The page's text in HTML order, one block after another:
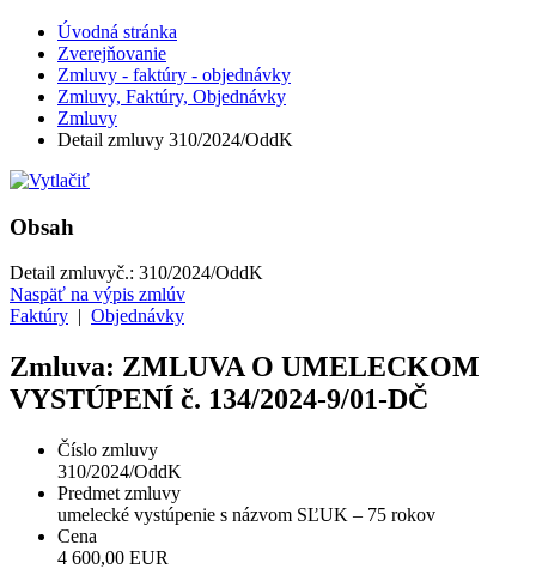
Úvodná stránka
Zverejňovanie
Zmluvy - faktúry - objednávky
Zmluvy, Faktúry, Objednávky
Zmluvy
Detail zmluvy 310/2024/OddK
Obsah
Detail zmluvyč.: 310/2024/OddK
Naspäť na výpis zmlúv
Faktúry | Objednávky
Zmluva: ZMLUVA O UMELECKOM
VYSTÚPENÍ č. 134/2024-9/01-DČ
Číslo zmluvy
310/2024/OddK
Predmet zmluvy
umelecké vystúpenie s názvom SĽUK – 75 rokov
Cena
4 600,00 EUR